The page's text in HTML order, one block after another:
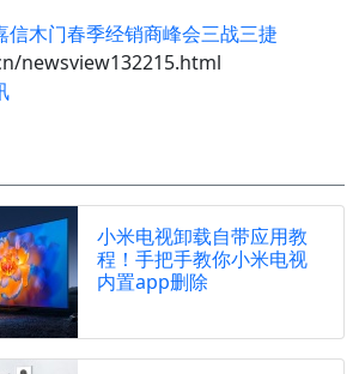
木门春季经销商峰会三战三捷
newsview132215.html
小米电视卸载自带应用教
程！手把手教你小米电视
内置app删除